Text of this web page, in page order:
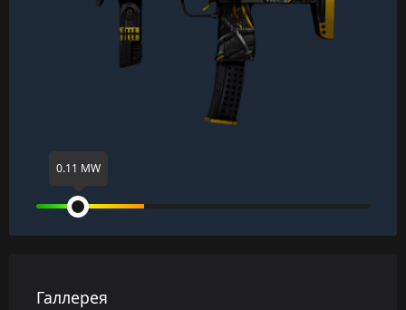
0.11 MW
Галлерея